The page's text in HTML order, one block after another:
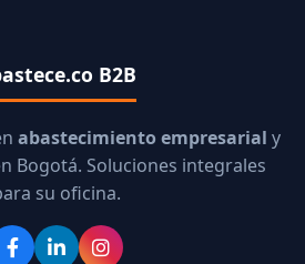
B2B
abastecimiento empresarial y
Bogotá. Soluciones integrales
su oficina.